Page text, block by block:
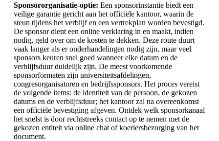
Sponsororganisatie-optie: Een sponsorinstantie biedt een
veilige garantie gericht aan het officiële kantoor, waarin de
steun tijdens het verblijf en een vertrekplan worden bevestigd.
De sponsor dient een online verklaring in en maakt, indien
nodig, geld over om de kosten te dekken. Deze route duurt
vaak langer als er onderhandelingen nodig zijn, maar veel
sponsors keuren snel goed wanneer elke datum en de
verblijfsduur duidelijk zijn. De meest voorkomende
sponsorformaten zijn universiteitsafdelingen,
congresorganisatoren en bedrijfssponsors. Het proces vereist
de volgende items: de identiteit van de persoon, de gekozen
datums en de verblijfsduur; het kantoor zal na overeenkomst
een officiële bevestiging afgeven. Ontdek welk sponsorkanaal
het snelst is door rechtstreeks contact op te nemen met de
gekozen entiteit via online chat of koeriersbezorging van het
document.